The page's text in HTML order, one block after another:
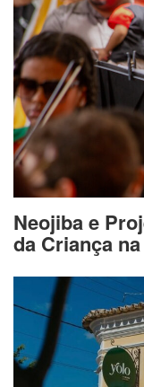
Neojiba e
da Criança